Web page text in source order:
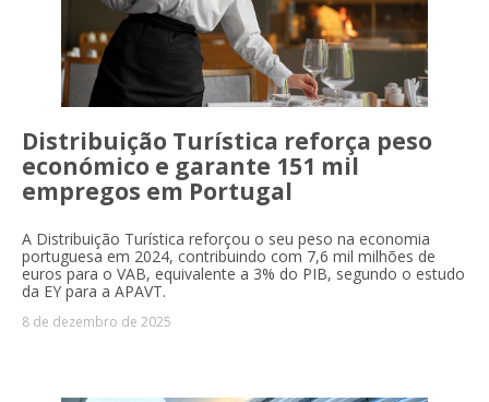
Distribuição Turística reforça peso
económico e garante 151 mil
empregos em Portugal
A Distribuição Turística reforçou o seu peso na economia
portuguesa em 2024, contribuindo com 7,6 mil milhões de
euros para o VAB, equivalente a 3% do PIB, segundo o estudo
da EY para a APAVT.
8 de dezembro de 2025